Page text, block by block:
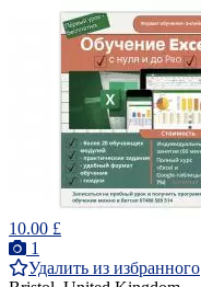
10.00 £
1
Удалить из избранного